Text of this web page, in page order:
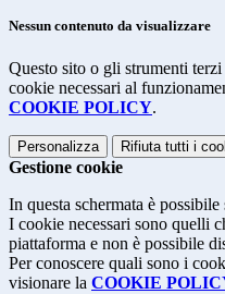
Nessun contenuto da visualizzare
Questo sito o gli strumenti
cookie necessari al
COOKIE POLICY.
Personalizza Rifiuta tutti i
Gestione cookie
In questa schermata è
I cookie necessari sono quelli
piattaforma e non è possibile
Per conoscere quali sono i
visionare la COOKIE